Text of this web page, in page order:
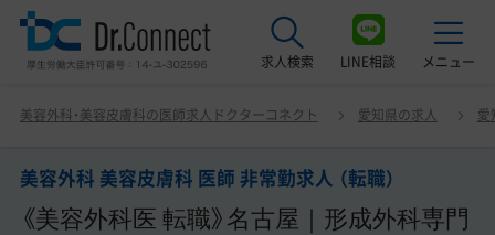
求人検索 LINE相談 メニュー
美容クリニック見学ご希望の方はこちら
美容外科・美容皮膚科の医師求人ドクターコネクト 愛知県の求人 愛
美容外科 美容皮膚科 医師 非常勤求人 （転職）
《美容外科医 転職》名古屋｜形成外科専門
美容外科 美容皮膚科 医師 非常勤求人 （転職） 《美容外科医
転職》名古屋｜形成外科専門医｜骨切り可能な方歓迎 美容